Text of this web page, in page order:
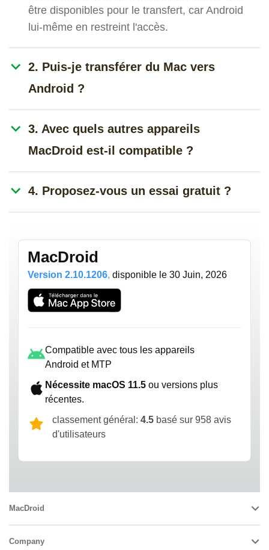
être disponibles pour le transfert, car Android
lui-même en restreint l'accès.
2. Puis-je transférer du Mac vers
Android ?
3. Avec quels autres appareils
MacDroid est-il compatible ?
4. Proposez-vous un essai gratuit ?
MacDroid
Version 2.10.1206, disponible le 30 Juin, 2026
Compatible avec tous les appareils
Android et MTP
Nécessite macOS 11.5 ou versions plus
récentes.
classement général: 4.5 basé sur 958 avis
d'utilisateurs
MacDroid
Company